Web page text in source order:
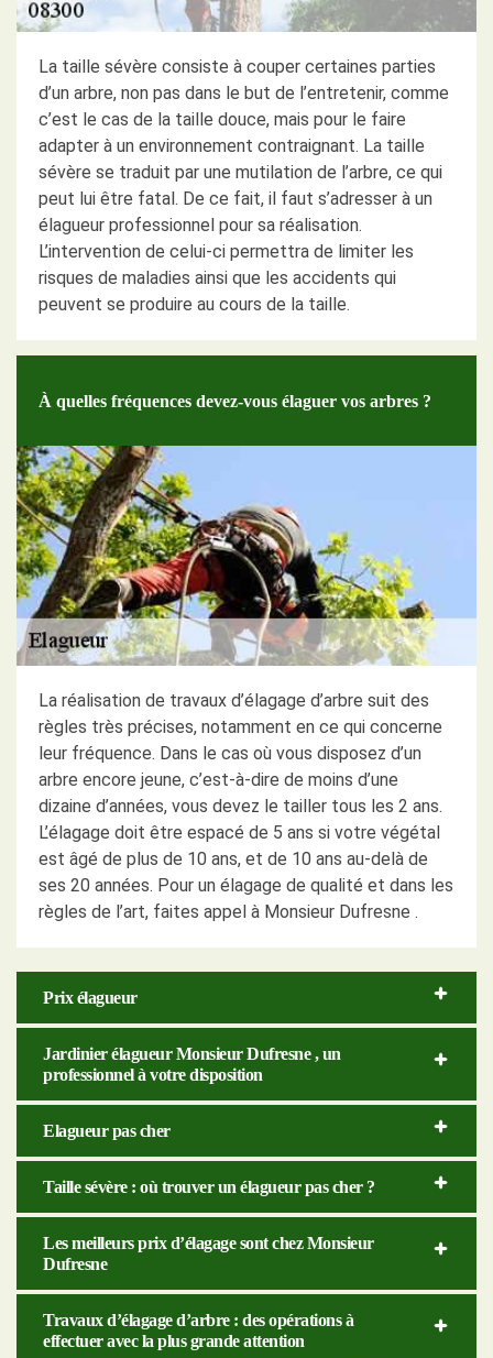
La taille sévère consiste à couper certaines parties
d’un arbre, non pas dans le but de l’entretenir, comme
c’est le cas de la taille douce, mais pour le faire
adapter à un environnement contraignant. La taille
sévère se traduit par une mutilation de l’arbre, ce qui
peut lui être fatal. De ce fait, il faut s’adresser à un
élagueur professionnel pour sa réalisation.
L’intervention de celui-ci permettra de limiter les
risques de maladies ainsi que les accidents qui
peuvent se produire au cours de la taille.
À quelles fréquences devez-vous élaguer vos arbres ?
La réalisation de travaux d’élagage d’arbre suit des
règles très précises, notamment en ce qui concerne
leur fréquence. Dans le cas où vous disposez d’un
arbre encore jeune, c’est-à-dire de moins d’une
dizaine d’années, vous devez le tailler tous les 2 ans.
L’élagage doit être espacé de 5 ans si votre végétal
est âgé de plus de 10 ans, et de 10 ans au-delà de
ses 20 années. Pour un élagage de qualité et dans les
règles de l’art, faites appel à Monsieur Dufresne .
Prix élagueur
Jardinier élagueur Monsieur Dufresne , un
professionnel à votre disposition
Elagueur pas cher
Taille sévère : où trouver un élagueur pas cher ?
Les meilleurs prix d’élagage sont chez Monsieur
Dufresne
Travaux d’élagage d’arbre : des opérations à
effectuer avec la plus grande attention